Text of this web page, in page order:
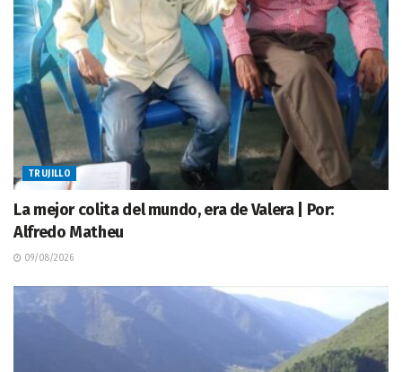
TRUJILLO
La mejor colita del mundo, era de Valera | Por:
Alfredo Matheu
09/08/2026